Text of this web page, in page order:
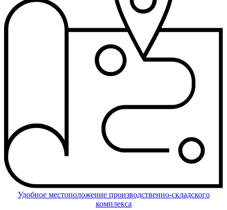
Удобное местоположение производственно-складского
комплекса